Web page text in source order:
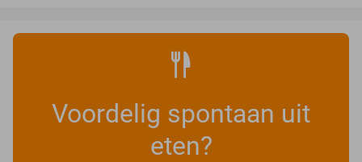
Voordelig spontaan uit
eten?